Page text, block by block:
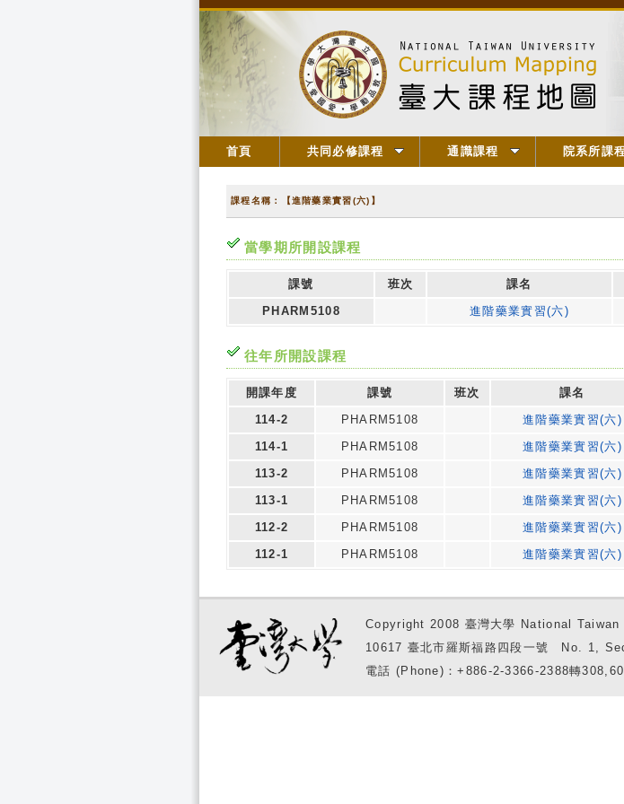
首頁 共同必修課程 通識課程 院系所課
課程名稱：【進階藥業實習(六)】
當學期所開設課程
課號 班次 課名
PHARM5108
進階藥業實習(六)
往年所開設課程
開課年度 課號 班次 課名
114-2
PHARM5108 進階藥業實習(六)
114-1
PHARM5108 進階藥業實習(六)
113-2
PHARM5108 進階藥業實習(六)
113-1
PHARM5108 進階藥業實習(六)
112-2
PHARM5108 進階藥業實習(六)
112-1
PHARM5108 進階藥業實習(六)
Copyright 2008 臺灣大學 National
10617 臺北市羅斯福路四段一號 No. 1,
電話 (Phone)：+886-2-3366-2388轉